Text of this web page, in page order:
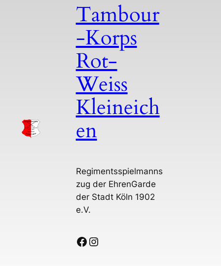
Tambour
-Korps
Rot-
Weiss
Kleineich
en
Regimentsspielmanns
zug der EhrenGarde
der Stadt Köln 1902
e.V.
Facebook Instagram